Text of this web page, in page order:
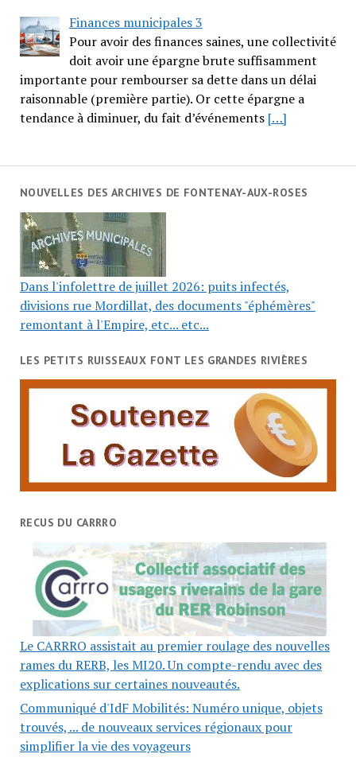
Finances municipales 3
Pour avoir des finances saines, une collectivité
doit avoir une épargne brute suffisamment
importante pour rembourser sa dette dans un délai
raisonnable (première partie). Or cette épargne a
tendance à diminuer, du fait d’événements […]
NOUVELLES DES ARCHIVES DE FONTENAY-AUX-ROSES
Dans l'infolettre de juillet 2026: puits infectés,
divisions rue Mordillat, des documents "éphémères"
remontant à l'Empire, etc... etc...
LES PETITS RUISSEAUX FONT LES GRANDES RIVIÈRES
RECUS DU CARRRO
Le CARRRO assistait au premier roulage des nouvelles
rames du RERB, les MI20. Un compte-rendu avec des
explications sur certaines nouveautés.
Communiqué d'IdF Mobilités: Numéro unique, objets
trouvés, ... de nouveaux services régionaux pour
simplifier la vie des voyageurs